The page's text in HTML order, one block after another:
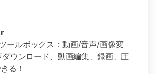
ールボックス：動画/音声/画像変
ウンロード、動画編集、録画、圧
る！